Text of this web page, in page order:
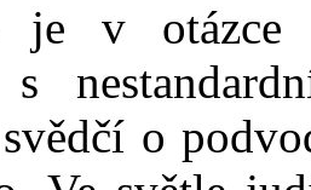
je v otázce
s
svědčí o